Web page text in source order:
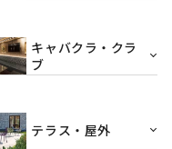
キャバクラ・クラ
ブ
テラス・屋外